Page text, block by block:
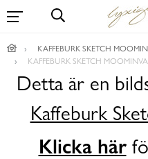
KAFFEBURK SKETCH
KAFFEBURK SKETCH
Detta är en
Kaffeburk
Klicka här